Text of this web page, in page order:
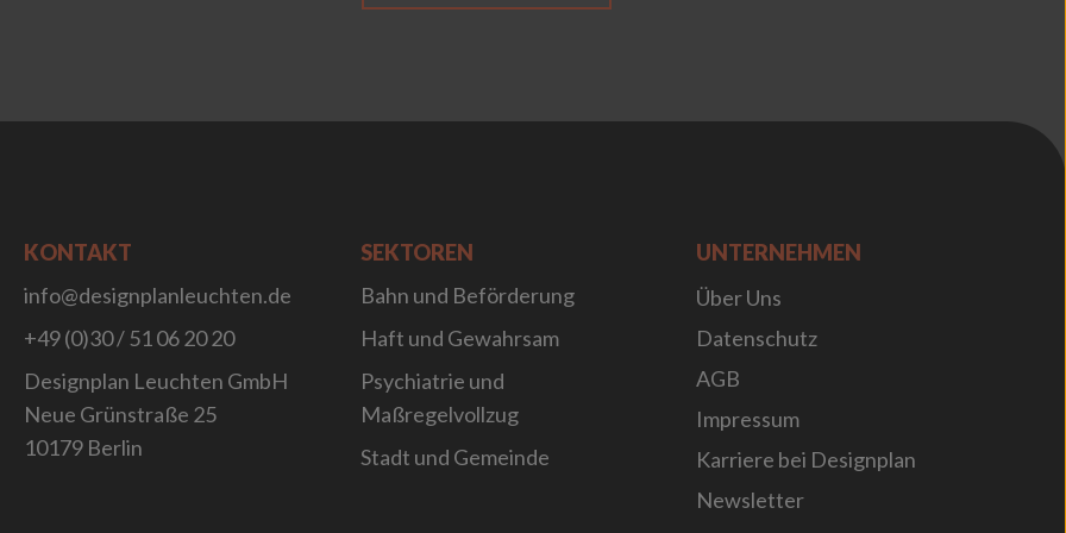
KONTAKT
info@designplanleuchten.de
+49 (0)30 / 51 06 20 20
Designplan Leuchten GmbH
Neue Grünstraße 25
10179 Berlin
SEKTOREN
Bahn und Beförderung
Haft und Gewahrsam
Psychiatrie und
Maßregelvollzug
Stadt und Gemeinde
UNTERNEHMEN
Über Uns
Datenschutz
AGB
Impressum
Karriere bei Designplan
Newsletter